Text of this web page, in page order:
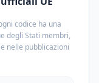
codice ha una
degli Stati membri,
nelle pubblicazioni